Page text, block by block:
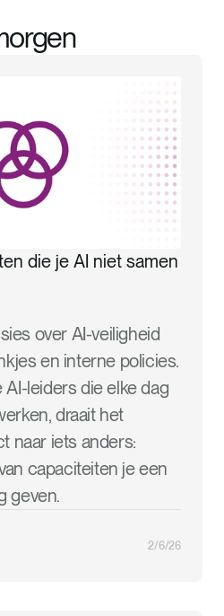
die je AI niet samen
over AI-veiligheid
en interne policies.
leiders die elke dag
draait het
naar iets anders:
capaciteiten je een
geven.
2/6/26